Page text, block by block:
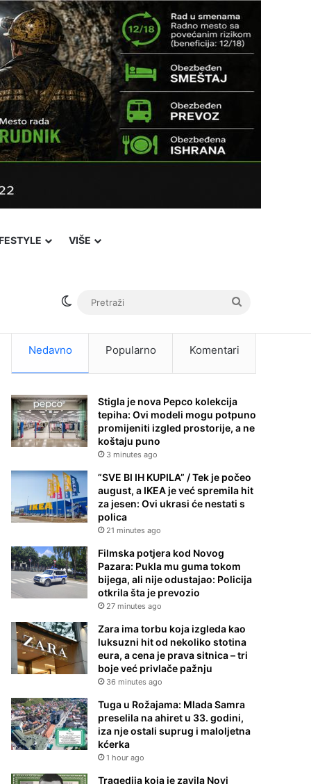
VIŠE
Switch skin
Nedavno Popularno Komentari
Stigla je nova Pepco kolekcija
tepiha: Ovi modeli mogu potpuno
promijeniti izgled prostorije, a ne
koštaju puno
3 minutes ago
”SVE BI IH KUPILA” / Tek je počeo
august, a IKEA je već spremila hit
za jesen: Ovi ukrasi će nestati s
polica
21 minutes ago
Filmska potjera kod Novog
Pazara: Pukla mu guma tokom
bijega, ali nije odustajao: Policija
otkrila šta je prevozio
27 minutes ago
Zara ima torbu koja izgleda kao
luksuzni hit od nekoliko stotina
eura, a cena je prava sitnica – tri
boje već privlače pažnju
36 minutes ago
Tuga u Rožajama: Mlada Samra
preselila na ahiret u 33. godini,
iza nje ostali suprug i maloljetna
kćerka
1 hour ago
Tragedija koja je zavila Novi